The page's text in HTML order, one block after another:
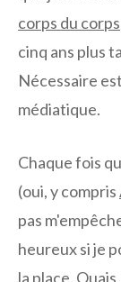
corps du corps
cinq ans plus
Nécessaire est
médiatique.
Chaque fois
(oui, y compris
pas
heureux si je
la place.